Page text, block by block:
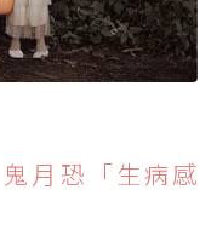
月恐「生病感